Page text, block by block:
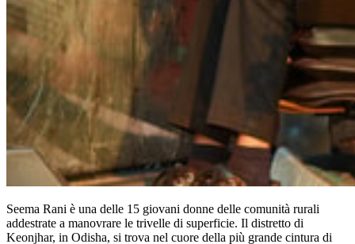
Seema Rani è una delle 15 giovani donne delle comunità rurali
addestrate a manovrare le trivelle di superficie. Il distretto di
Keonjhar, in Odisha, si trova nel cuore della più grande cintura di